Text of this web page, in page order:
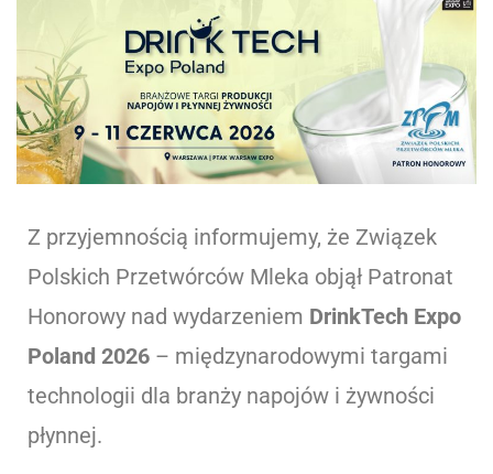
Z przyjemnością informujemy, że Związek
Polskich Przetwórców Mleka objął Patronat
Honorowy nad wydarzeniem DrinkTech Expo
Poland 2026 – międzynarodowymi targami
technologii dla branży napojów i żywności
płynnej.